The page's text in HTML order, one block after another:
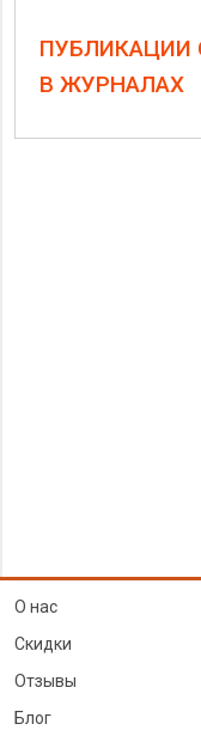
ПУБЛИКАЦИИ
В ЖУРНАЛАХ
О нас
Скидки
Отзывы
Блог